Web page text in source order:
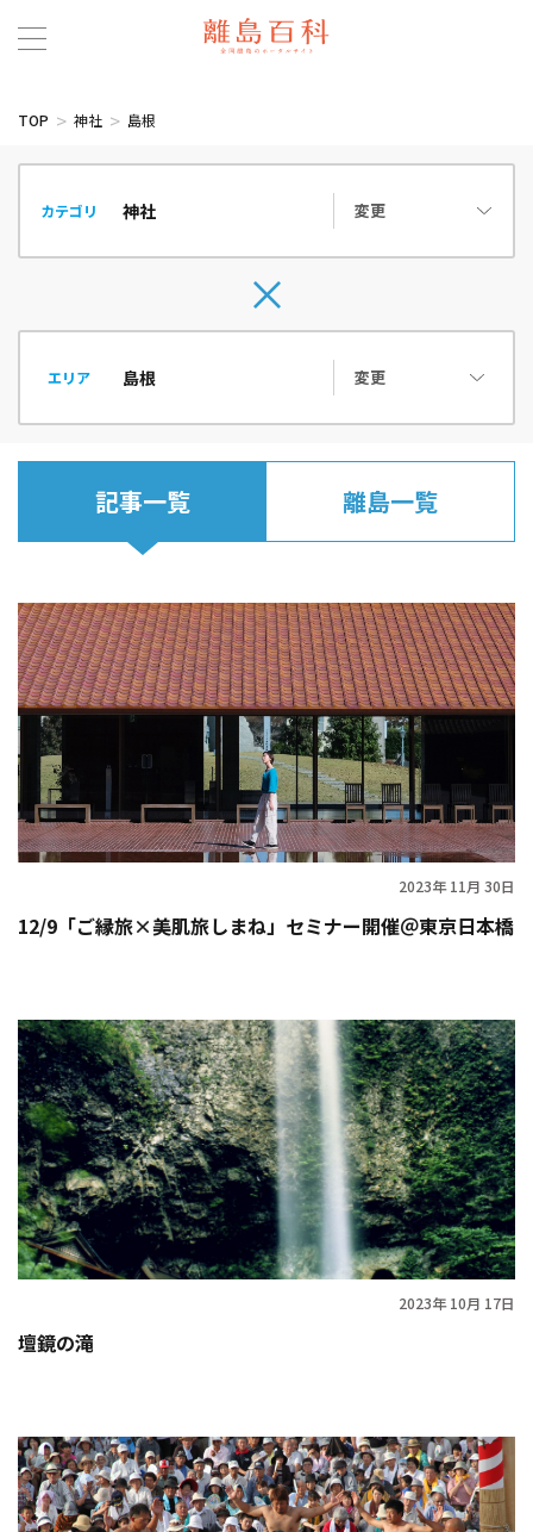
TOP 神社 島根
カテゴリ 変更
エリア 変更
記事一覧 離島一覧
2023年 11月 30日
12/9「ご縁旅×美肌旅しまね」セミナー開催＠東京日本橋
2023年 10月 17日
壇鏡の滝